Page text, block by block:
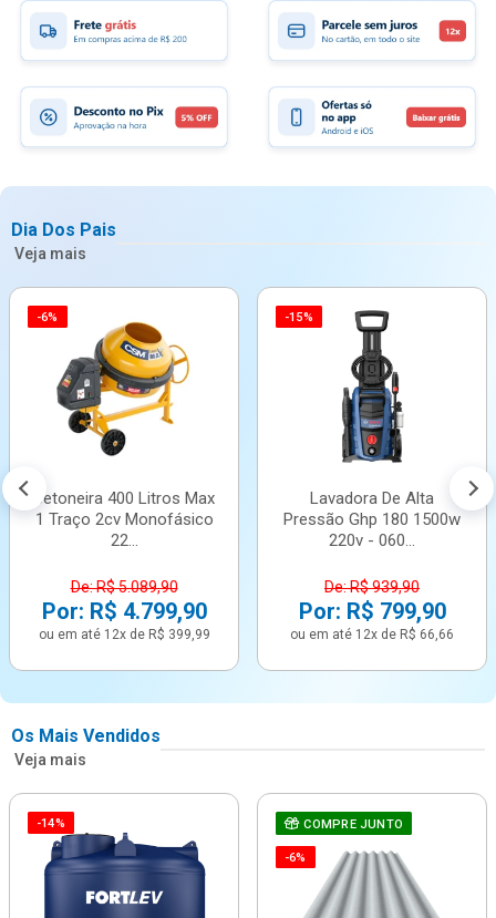
Dia Dos Pais
Veja mais
-6%
Betoneira 400 Litros Max
1 Traço 2cv Monofásico
22...
De: R$ 5.089,90
Por: R$ 4.799,90
ou em até 12x de R$ 399,99
-15%
Lavadora De Alta
Pressão Ghp 180 1500w
220v - 060...
De: R$ 939,90
Por: R$ 799,90
ou em até 12x de R$ 66,66
Os Mais Vendidos
Veja mais
-14% COMPRE JUNTO
-6%